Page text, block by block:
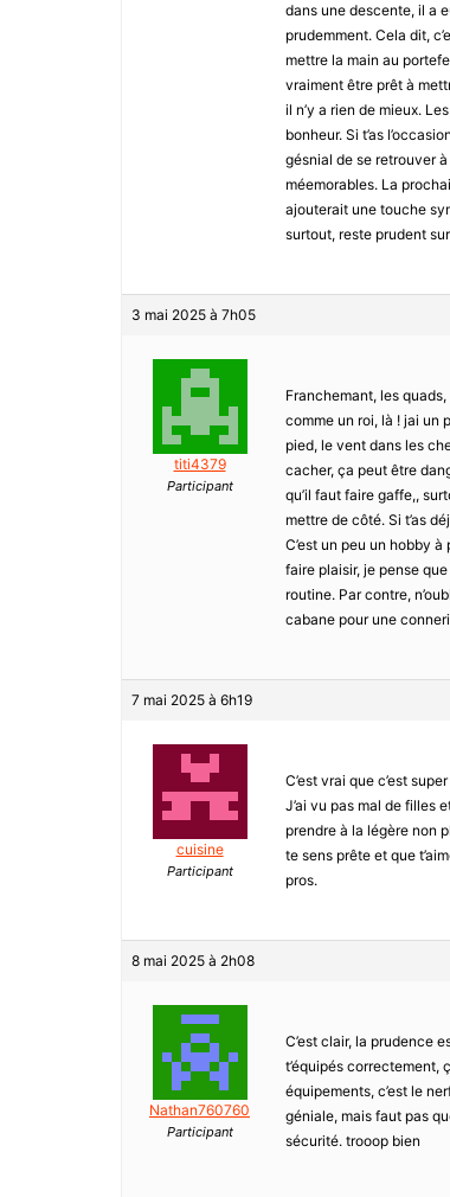
dans une descente, il a
prudemment. Cela dit,
mettre la main au
vraiment être prêt à
il n’y a rien de mieux.
bonheur. Si t’as
gésnial de se retrouver
méemorables. La
ajouterait une touche
surtout, reste prudent
3 mai 2025 à 7h05
titi4379
Participant
Franchemant, les
comme un roi, là ! jai un
pied, le vent dans les
cacher, ça peut être
qu’il faut faire gaffe,,
mettre de côté. Si t’as
C’est un peu un hobby
faire plaisir, je pense
routine. Par contre,
cabane pour une
7 mai 2025 à 6h19
cuisine
Participant
C’est vrai que c’est
J’ai vu pas mal de filles
prendre à la légère non
te sens prête et que
pros.
8 mai 2025 à 2h08
Nathan760760
Participant
C’est clair, la prudence
t’équipés correctement,
équipements, c’est le
géniale, mais faut pas
sécurité. trooop bien